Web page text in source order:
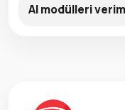
AI modülleri